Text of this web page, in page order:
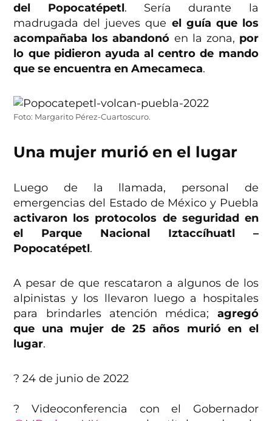
del Popocatépetl. Sería durante la
madrugada del jueves que el guía que los
acompañaba los abandonó en la zona, por
lo que pidieron ayuda al centro de mando
que se encuentra en Amecameca.
Foto: Margarito Pérez-Cuartoscuro.
Una mujer murió en el lugar
Luego de la llamada, personal de
emergencias del Estado de México y Puebla
activaron los protocolos de seguridad en
el Parque Nacional Iztaccíhuatl –
Popocatépetl.
A pesar de que rescataron a algunos de los
alpinistas y los llevaron luego a hospitales
para brindarles atención médica; agregó
que una mujer de 25 años murió en el
lugar.
?️ 24 de junio de 2022
? Videoconferencia con el Gobernador